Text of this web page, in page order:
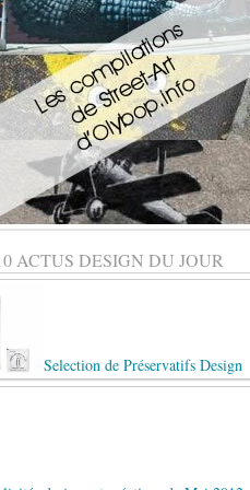
ACTUS DESIGN DU JOUR
Selection de Préservatifs Design